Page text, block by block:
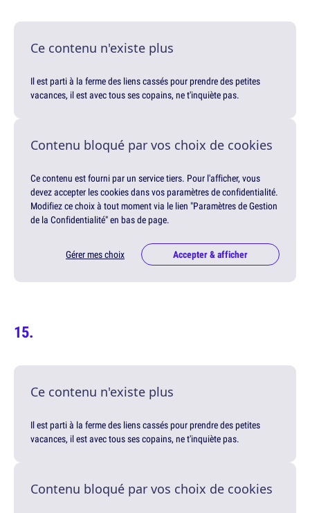
Ce contenu n'existe plus
Il est parti à la ferme des liens cassés pour prendre des petites
vacances, il est avec tous ses copains, ne t'inquiète pas.
Contenu bloqué par vos choix de cookies
Ce contenu est fourni par un service tiers. Pour l'afficher, vous
devez accepter les cookies dans vos paramètres de confidentialité.
Modifiez ce choix à tout moment via le lien "Paramètres de Gestion
de la Confidentialité" en bas de page.
Gérer mes choix Accepter & afficher
Ce contenu n'existe plus
Il est parti à la ferme des liens cassés pour prendre des petites
vacances, il est avec tous ses copains, ne t'inquiète pas.
Contenu bloqué par vos choix de cookies